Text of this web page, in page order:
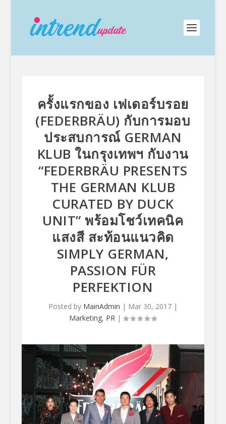
ครั้งแรกของ เฟเดอร์บรอย
(FEDERBRÄU) กับการมอบ
ประสบการณ์ GERMAN
KLUB ในกรุงเทพฯ กับงาน
“FEDERBRÄU PRESENTS
THE GERMAN KLUB
CURATED BY DUCK
UNIT” พร้อมโชว์เทคนิค
แสงสี สะท้อนแนวคิด
SIMPLY GERMAN,
PASSION FÜR
PERFEKTION
Posted by MainAdmin | Mar 30, 2017|
Marketing, PR |